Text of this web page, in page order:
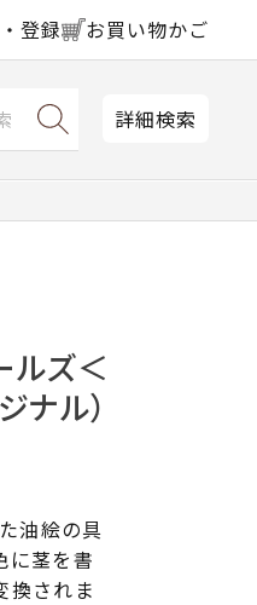
登録 お買い物かご
詳細検索
ルズ＜
ナル）
油絵の具
に茎を書
換されま